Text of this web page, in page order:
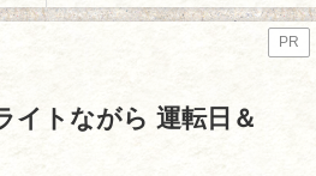
PR
イトながら 運転日＆